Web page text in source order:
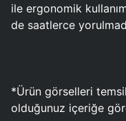
ile ergonomik
de saatlerce
*Ürün görselleri
olduğunuz içeriğe